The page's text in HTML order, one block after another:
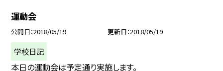
運動会
公開日 2018/05/19 更新日 2018/05/19
学校日記
本日の運動会は予定通り実施します。